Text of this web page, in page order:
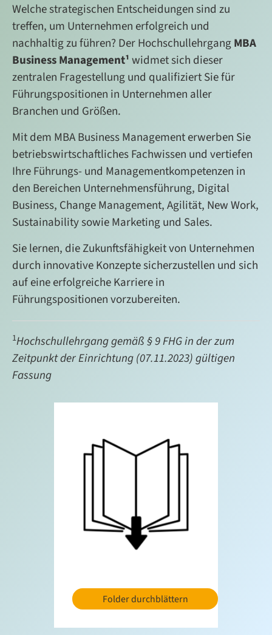
Folder durchblättern
Welche strategischen Entscheidungen sind zu
treffen, um Unternehmen erfolgreich und
nachhaltig zu führen? Der HochschullehrgangMBA
Business Management¹widmet sich dieser
zentralen Fragestellung und qualifiziert Sie für
Führungspositionen in Unternehmen aller
Branchen und Größen.
Mit dem MBA Business Management erwerben Sie
betriebswirtschaftliches Fachwissen und vertiefen
Ihre Führungs- und Managementkompetenzen in
den Bereichen Unternehmensführung, Digital
Business, Change Management, Agilität, New Work,
Sustainability sowie Marketing und Sales.
Sie lernen, die Zukunftsfähigkeit von Unternehmen
durch innovative Konzepte sicherzustellen und sich
auf eine erfolgreiche Karriere in
Führungspositionen vorzubereiten.
1Hochschullehrgang gemäß § 9 FHG in der zum
Zeitpunkt der Einrichtung (07.11.2023) gültigen
Fassung